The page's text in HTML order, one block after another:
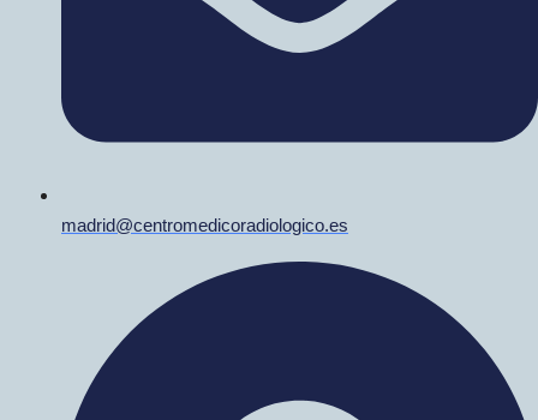
madrid@centromedicoradiologico.es